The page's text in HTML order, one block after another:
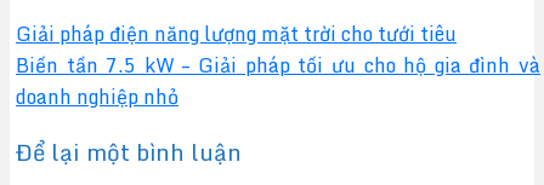
Giải pháp điện năng lượng mặt trời cho tưới tiêu
Biến tần 7.5 kW – Giải pháp tối ưu cho hộ gia đình và
doanh nghiệp nhỏ
Để lại một bình luận